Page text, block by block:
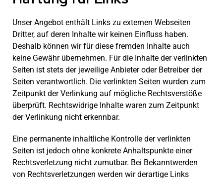
Unser Angebot enthält Links zu externen Webseiten
Dritter, auf deren Inhalte wir keinen Einfluss haben.
Deshalb können wir für diese fremden Inhalte auch
keine Gewähr übernehmen. Für die Inhalte der verlinkten
Seiten ist stets der jeweilige Anbieter oder Betreiber der
Seiten verantwortlich. Die verlinkten Seiten wurden zum
Zeitpunkt der Verlinkung auf mögliche Rechtsverstöße
überprüft. Rechtswidrige Inhalte waren zum Zeitpunkt
der Verlinkung nicht erkennbar.
Eine permanente inhaltliche Kontrolle der verlinkten
Seiten ist jedoch ohne konkrete Anhaltspunkte einer
Rechtsverletzung nicht zumutbar. Bei Bekanntwerden
von Rechtsverletzungen werden wir derartige Links